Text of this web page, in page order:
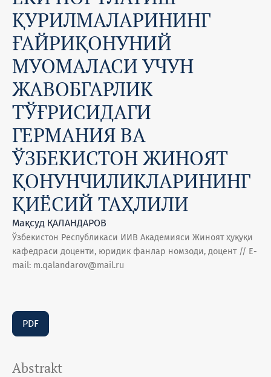
ҚУРИЛМАЛАРИНИНГ
ҒАЙРИҚОНУНИЙ
МУОМАЛАСИ УЧУН
ЖАВОБГАРЛИК
ТЎҒРИСИДАГИ
ГЕРМАНИЯ ВА
ЎЗБЕКИСТОН ЖИНОЯТ
ҚОНУНЧИЛИКЛАРИНИНГ
ҚИЁСИЙ ТАҲЛИЛИ
Мақсуд ҚАЛАНДАРОВ
Ўзбекистон Республикаси ИИВ Академияси Жиноят ҳуқуқи
кафедраси доценти, юридик фанлар номзоди, доцент // E-
mail: m.qalandarov@mail.ru
PDF
Abstrakt